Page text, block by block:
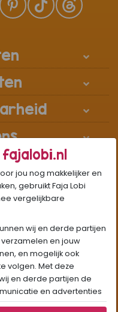
Webapp
Community:
geprobeerd?: GIF
in:
jou nog makkelijker en
gebruikt Faja Lobi
vergelijkbare
wij en derde partijen
en jouw
en mogelijk ook
volgen. Met deze
en derde partijen de
en advertenties
en profiel. Daarnaast